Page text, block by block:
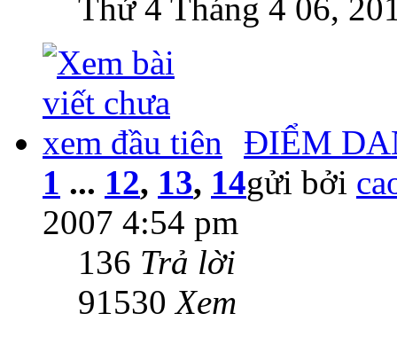
Thứ 4 Tháng 4 06,
ĐIỂM
1 ... 12, 13, 14gửi bởi
2007 4:54 pm
136 Trả lời
91530Xem